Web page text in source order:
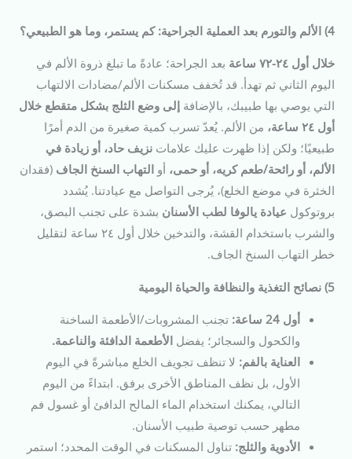
4) الألم والتورم بعد العملية الجراحية: كم يستمر، وما هو الطبيعي؟
خلال أول ٢٤-٧٢ ساعة
بعد الجراحة؛ عادةً ما تبلغ ذروة الألم في
اليوم الثاني ثم تهدأ. قد تُخفف مسكنات الألم/مضادات الالتهاب
التي يوصي بها طبيبك، بالإضافةإلى وضع الثلج بشكل متقطع خلال
أول ٢٤ ساعة،
من الألم. يُعدّ تسرب كمية صغيرة من الدم أمرًا
طبيعيًا؛ ولكن إذا ظهرت عليك علاماتنزيف حاد، أو زيادة في
الألم، أو رائحة/طعم كريه، أو حمى،أوالتهاب السنخ الجاف(فقدان
الخثرة في موضع الخلع)، يُرجى التواصل مع عيادتنا. يُشدد
بروتوكول عيادة يالوفا لطب الأسنان بشدة على تجنب البصق،
والشرب باستخدام القشة، والتدخين خلال أول ٢٤ ساعة لتقليل
خطر التهاب السنخ الجاف.
5) نصائح التغذية والنظافة والحياة اليومية
أول 24 ساعة:
تجنب المشروبات/الأطعمة الساخنة
والكحول والسجائر؛ يفضلالأطعمة الدافئة والناعمة.
العناية بالفم: لا تنظف تجويف الخلع مباشرةً في اليوم
الأول، بل نظف المناطق الأخرى برفق. ابتداءً من اليوم
التالي، يمكنك استخدام الماء المالح الدافئ أو غسول فم
مطهر حسب توصية طبيب الأسنان.
الأدوية والثلج:تناول المسكنات في الوقت المحدد؛ استمر